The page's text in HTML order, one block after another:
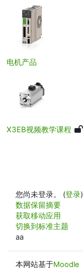
电机产品
X3EB视频教学课程
您尚未登录。 (登录)
‎数据保留摘要‎
获取移动应用
切换到标准主题
aa
本网站基于Moodle